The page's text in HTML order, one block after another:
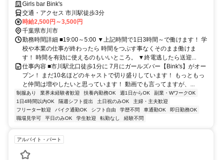
Girls bar Bink's
交通・アクセス 市川駅徒歩3分
時給2,500円～3,500円
千葉県市川市
勤務時間詳細 ■19:00～5:00 ▼上記時間で1日3時間～で働けます！ 学
校や本業の仕事が終わったら 時間をつぶす事なくそのまま働けま
す！ 時間を有効に使えるのもいいところ。 ▼終電逃したら送迎...
仕事内容 ■市川駅北口徒歩1分に 7月にガールズバー【Bink's】がオー
プン！ まだ10名ほどのキャストで切り盛りしています！ もっともっ
と仲間は増やしたいと思っています！ 動画でも言ってますが、...
制服あり 業界未経験者歓迎 扶養内勤務OK 週1日からOK
副業・WワークOK
1日4時間以内OK
隔週シフト提出 土日祝のみOK
主婦・主夫歓迎
フリーター歓迎
バイク通勤OK シフト自由 学歴不問 車通勤OK
即日勤務OK
職場見学可
平日のみOK 学生歓迎 転勤なし 経験不問
アルバイト・パート